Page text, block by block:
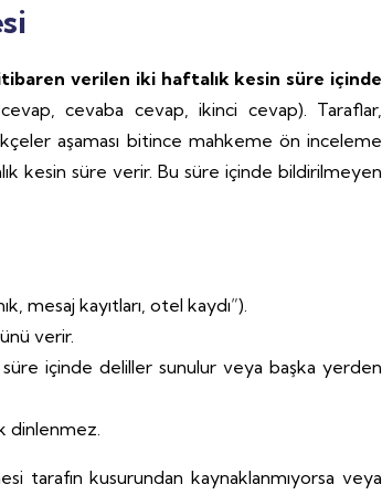
verilen iki haftalık kesin süre içinde
cevaba cevap, ikinci cevap). Taraflar,
aşaması bitince mahkeme ön inceleme
kesin süre verir. Bu süre içinde bildirilmeyen
mesaj kayıtları, otel kaydı”).
verir.
içinde deliller sunulur veya başka yerden
dinlenmez.
tarafın kusurundan kaynaklanmıyorsa veya